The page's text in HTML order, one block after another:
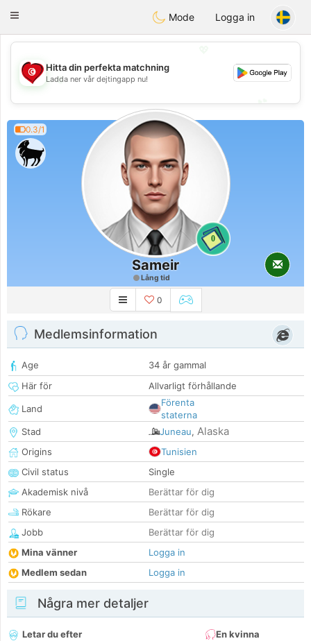
Tunisia Dating
Toggle
Mode Logga in
💖
💕
Hitta din perfekta matchning
Ladda ner vår dejtingapp nu!
0.3/1
0
Sameir
Lång tid
0
Medlemsinformation
Age
34 år gammal
Här för
Allvarligt förhållande
Land
Förenta
staterna
Stad
Juneau, Alaska
Origins
Tunisien
Civil status
Single
Akademisk nivå
Berättar för dig
Rökare
Berättar för dig
Jobb
Berättar för dig
Mina vänner
Logga in
Medlem sedan
Logga in
Några mer detaljer
Letar du efter
En kvinna